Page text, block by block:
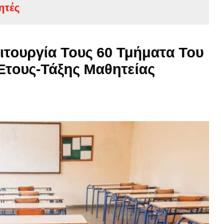
Τους 60 Τμήματα Του
Τάξης Μαθητείας